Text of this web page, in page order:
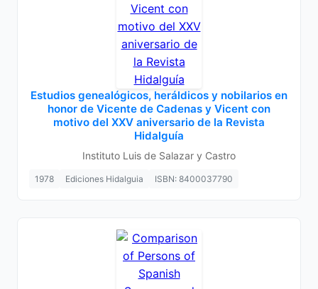
Estudios genealógicos, heráldicos y nobilarios en
honor de Vicente de Cadenas y Vicent con
motivo del XXV aniversario de la Revista
Hidalguía
Instituto Luis de Salazar y Castro
1978 Ediciones Hidalguia ISBN: 8400037790